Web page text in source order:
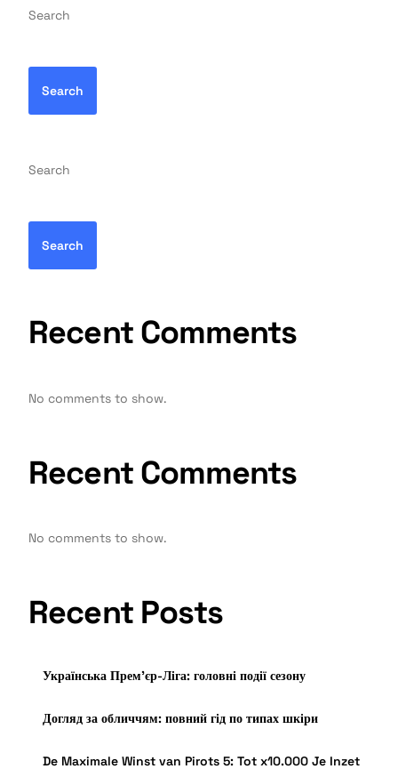
Search
Search
Search
Search
Recent Comments
No comments to show.
Recent Comments
No comments to show.
Recent Posts
Українська Прем’єр-Ліга: головні події сезону
Догляд за обличчям: повний гід по типах шкіри
De Maximale Winst van Pirots 5: Tot x10.000 Je Inzet